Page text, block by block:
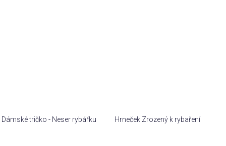
Dámské tričko - Neser rybářku Hrneček Zrozený k rybaření